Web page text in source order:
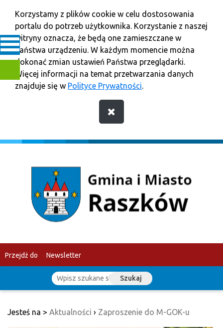
Korzystamy z plików cookie w celu dostosowania
portalu do potrzeb użytkownika. Korzystanie z naszej
witryny oznacza, że będą one zamieszczane w
Państwa urządzeniu. W każdym momencie można
dokonać zmian ustawień Państwa przeglądarki.
Więcej informacji na temat przetwarzania danych
znajduje się w Polityce Prywatności.
Przejdź do Newsletter
Szukaj
Jesteś na > Aktualności › Zaproszenie do M-GOK-u